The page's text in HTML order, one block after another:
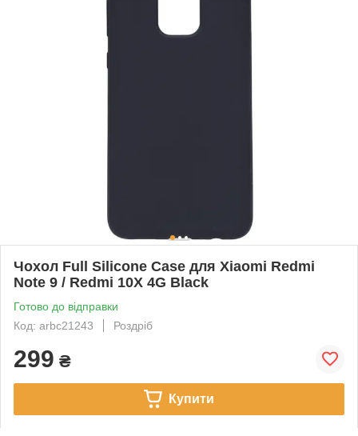
Чохол Full Silicone Case для Xiaomi Redmi
Note 9 / Redmi 10X 4G Black
Готово до відправки
Код: arbc21243
Роздріб
299 ₴
Купити